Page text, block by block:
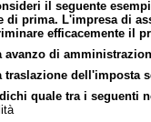
il seguente
di prima. L'impresa di
efficacemente il
avanzo di
traslazione dell'imposta
quale tra i seguenti